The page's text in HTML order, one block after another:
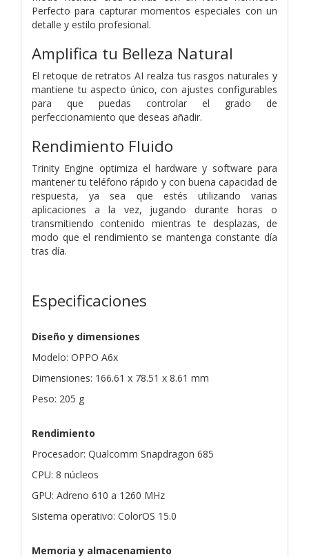
Perfecto para capturar momentos especiales con un
detalle y estilo profesional.
Amplifica tu Belleza Natural
El retoque de retratos AI realza tus rasgos naturales y
mantiene tu aspecto único, con ajustes configurables
para que puedas controlar el grado de
perfeccionamiento que deseas añadir.
Rendimiento Fluido
Trinity Engine optimiza el hardware y software para
mantener tu teléfono rápido y con buena capacidad de
respuesta, ya sea que estés utilizando varias
aplicaciones a la vez, jugando durante horas o
transmitiendo contenido mientras te desplazas, de
modo que el rendimiento se mantenga constante día
tras día.
Especificaciones
Diseño y dimensiones
Modelo: OPPO A6x
Dimensiones: 166.61 x 78.51 x 8.61 mm
Peso: 205 g
Rendimiento
Procesador: Qualcomm Snapdragon 685
CPU: 8 núcleos
GPU: Adreno 610 a 1260 MHz
Sistema operativo: ColorOS 15.0
Memoria y almacenamiento